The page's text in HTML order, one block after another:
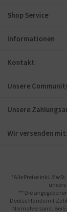
Shop Service
Informationen
Kontakt
Unsere
Unsere
Wir versenden mit:
*Alle Preise inkl.
** Die
Deutschlands mit
Normalversand. Bei